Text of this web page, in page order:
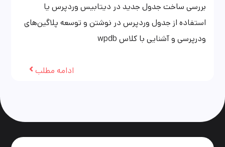
بررسی ساخت جدول جدید در دیتابیس وردپرس یا
استفاده از جدول وردپرس در نوشتن و توسعه پلاگین‌های
ودرپرسی و آشنایی با کلاس wpdb
ادامه مطلب